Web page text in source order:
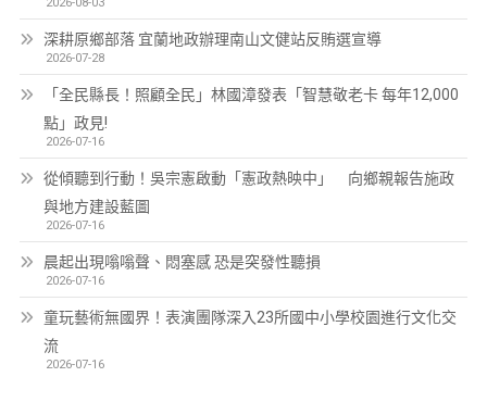
深耕原鄉部落 宜蘭地政辦理南山文健站反賄選宣導
2026-07-28
「全民縣長！照顧全民」林國漳發表「智慧敬老卡 每年12,000
點」政見!
2026-07-16
從傾聽到行動！吳宗憲啟動「憲政熱映中」 向鄉親報告施政
與地方建設藍圖
2026-07-16
晨起出現嗡嗡聲、悶塞感 恐是突發性聽損
2026-07-16
童玩藝術無國界！表演團隊深入23所國中小學校園進行文化交
流
2026-07-16